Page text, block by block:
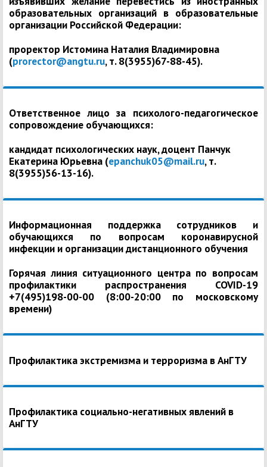
образовательных организаций в образовательные
организации Российской Федерации:
проректор Истомина Наталия Владимировна
(prorector@angtu.ru, т. 8(3955)67-88-45).
Ответственное лицо за психолого-педагогическое
сопровождение обучающихся:
кандидат психологических наук, доцент Панчук
Екатерина Юрьевна (epanchuk05@mail.ru, т.
8(3955)56-13-16).
Информационная поддержка сотрудников и
обучающихся по вопросам коронавирусной
инфекции и организации дистанционного обучения
Горячая линия ситуационного центра по вопросам
профилактики распространения COVID-19
+7(495)198-00-00 (8:00-20:00 по московскому
времени)
Профилактика экстремизма и терроризма в АнГТУ
Профилактика социально-негативных явлений в
АнГТУ